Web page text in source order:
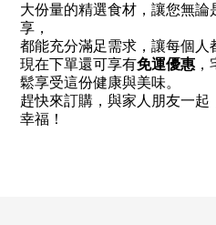
大份量的精選食材，讓您無
享，
都能充分滿足需求，讓每個人
現在下單還可享有免運優惠
鬆享受這份健康與美味。
趕快來訂購，與家人朋友一
幸福！